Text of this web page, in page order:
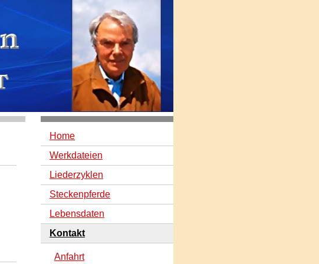
Home
Werkdateien
Liederzyklen
Steckenpferde
Lebensdaten
Kontakt
Anfahrt